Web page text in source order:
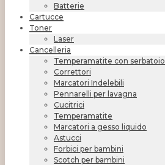
Batterie
Cartucce
Toner
Laser
Cancelleria
Temperamatite con serbatoio
Correttori
Marcatori Indelebili
Pennarelli per lavagna
Cucitrici
Temperamatite
Marcatori a gesso liquido
Astucci
Forbici per bambini
Scotch per bambini